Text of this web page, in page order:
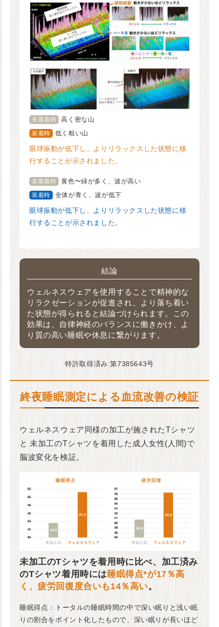
未装着時 高く密な山
装着時 低く粗い山
眼球振動が低下し、よりリラックスした状態に移
行することが示されました。
未装着時 黄色〜緑が多く、波が高い
装着時 全体が青く、波が低下
眼球振動が低下し、よりリラックスした状態に移
行することが示されました。
結論
ウェルネスウェアを使用することで精神的な
リラクゼーションが促進され、より落ち着い
た状態が得られると結論づけられます。この
効果は、自律神経のバランスに働きかけ、よ
り質の高い睡眠や休息に繋がります。
特許取得済み:第7385643号
終夜睡眠測定による血流改善の検証
ウェルネスウェア同様の加工が施されたTシャツ
と 未加工のTシャツを着用した成人女性(人間)で
脳波変化を検証。
未加工のTシャツを着用時に比べ、加工済み
のTシャツ着用時には 睡眠得点*が17％高
く、疲労回復度合いも14％高い。
睡眠得点：トータルの睡眠時間の中で深い眠りと浅い眠
りの割合をポイント化したもので、深い眠りが長いほど